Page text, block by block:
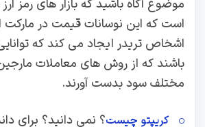
موضوع آگاه باشید که بازار های رمز ارز
است که این نوسانات قیمت در مارکت
اشخاص تریدر ایجاد می کند که
باشند که از روش های معاملات مارجین
مختلف سود بدست آورند.
کریپتو چیست؟ نمی دانید؟ برای